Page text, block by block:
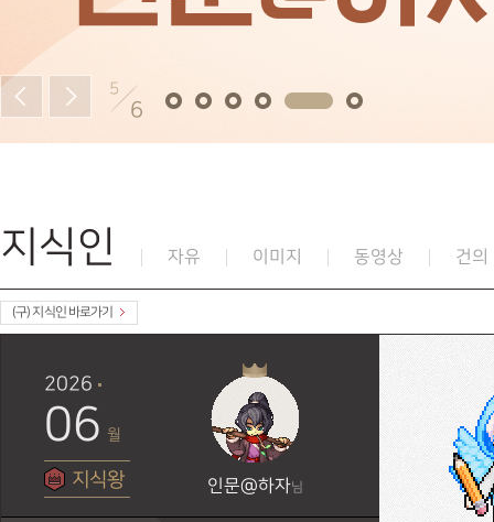
5
6
지식인 자유 이미지 동영상 건의
(구) 지식인 바로가기
2026
06 월
지식왕 인문@하자님